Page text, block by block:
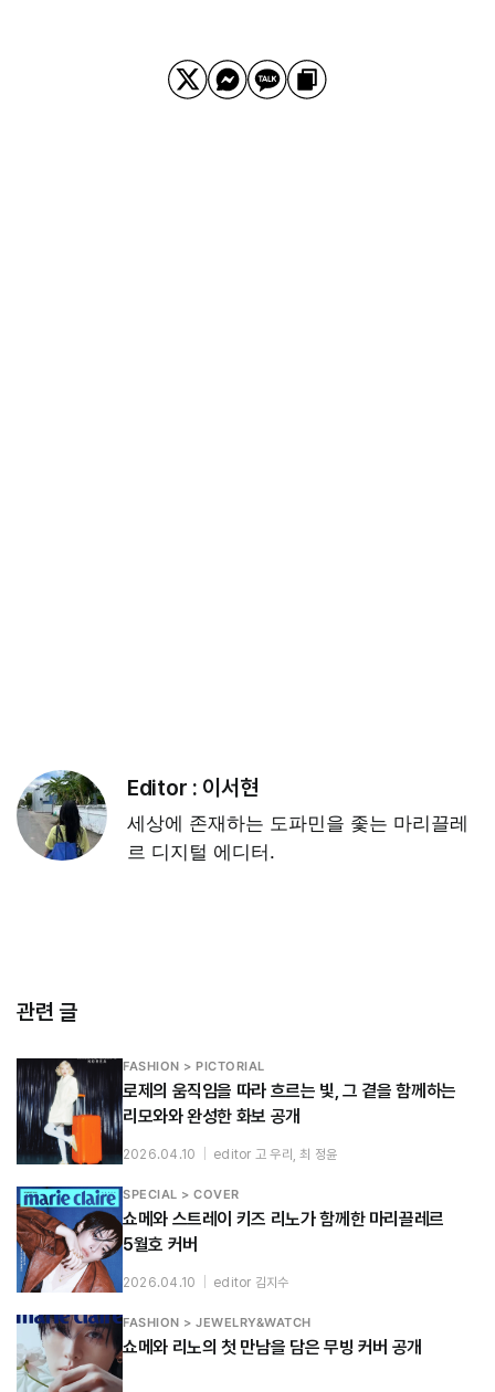
Editor : 이서현
세상에 존재하는 도파민을 좇는 마리끌레
르 디지털 에디터.
관련 글
FASHION > PICTORIAL
로제의 움직임을 따라 흐르는 빛, 그 곁을 함께하는
리모와와 완성한 화보 공개
2026.04.10 editor 고 우리, 최 정윤
SPECIAL > COVER
쇼메와 스트레이 키즈 리노가 함께한 마리끌레르
5월호 커버
2026.04.10 editor 김지수
FASHION > JEWELRY&WATCH
쇼메와 리노의 첫 만남을 담은 무빙 커버 공개